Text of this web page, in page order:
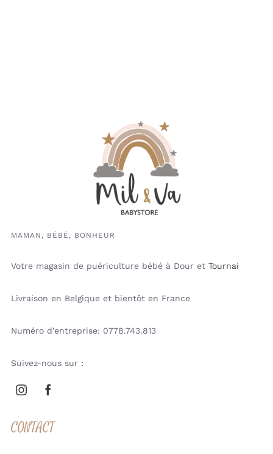
MAMAN, BÉBÉ, BONHEUR
Votre magasin de puériculture bébé à Dour et Tournai
Livraison en Belgique et bientôt en France
Numéro d’entreprise: 0778.743.813
Suivez-nous sur :
CONTACT